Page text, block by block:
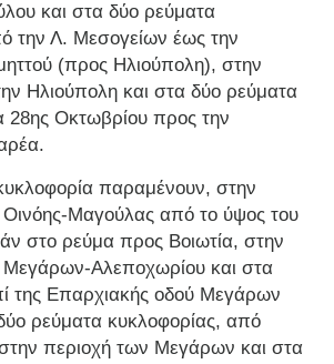
και στα δύο ρεύματα
την Λ. Μεσογείων έως την
(προς Ηλιούπολη), στην
Ηλιούπολη και στα δύο ρεύματα
28ης Οκτωβρίου προς την
παραμένουν, στην
Μαγούλας από το ύψος του
στο ρεύμα προς Βοιωτία, στην
Αλεποχωρίου και στα
της Επαρχιακής οδού Μεγάρων
ρεύματα κυκλοφορίας, από
περιοχή των Μεγάρων και στα